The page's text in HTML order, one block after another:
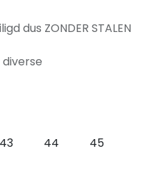
dus ZONDER STALEN
43 44 45